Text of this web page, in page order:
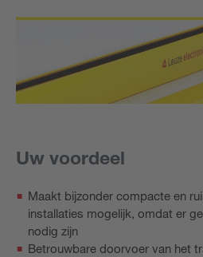
Uw voordeel
Maakt bijzonder compacte en
installaties mogelijk, omdat er
nodig zijn
Betrouwbare doorvoer van het